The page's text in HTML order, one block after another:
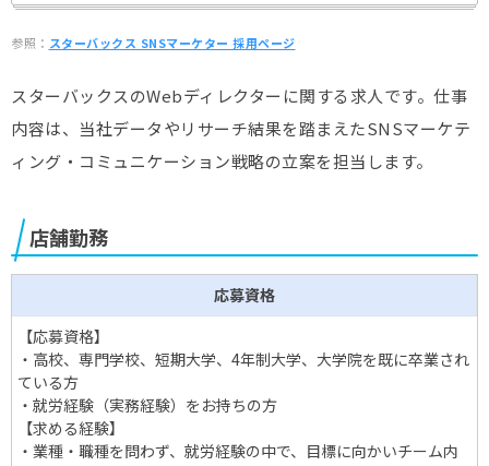
参照： スターバックス SNSマーケター 採用ページ
スターバックスのWebディレクターに関する求人です。仕事
内容は、当社データやリサーチ結果を踏まえたSNSマーケテ
ィング・コミュニケーション戦略の立案を担当します。
店舗勤務
応募資格
【応募資格】
・高校、専門学校、短期大学、4年制大学、大学院を既に卒業され
ている方
・就労経験（実務経験）をお持ちの方
【求める経験】
・業種・職種を問わず、就労経験の中で、目標に向かいチーム内